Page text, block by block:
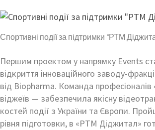
Спортивні події за підтримки "РТМ
Першим проектом у напрямку Events
відкриття інноваційного заводу-
від Biopharma. Команда
віджеїв — забезпечила якісну
костей події з України та Європи.
рівня підготовки, в «РТМ Діджитал»